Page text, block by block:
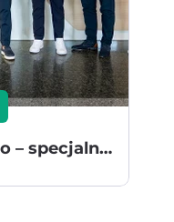
20 lat razem z Lenovo – specjalne wyróżnienie dla ACTION przyznane